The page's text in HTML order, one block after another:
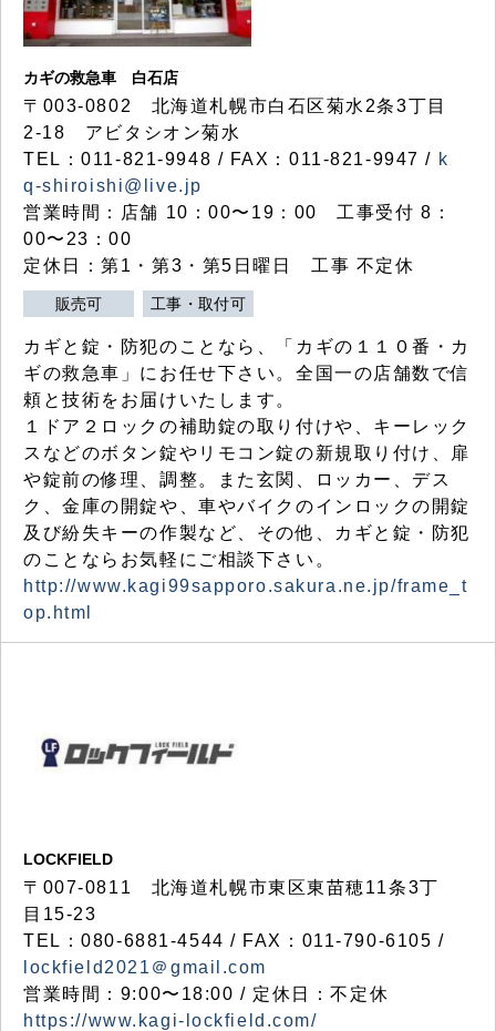
カギの救急車 白石店
〒003-0802 北海道札幌市白石区菊水2条3丁目
2-18 アビタシオン菊水
TEL：011-821-9948 / FAX：011-821-9947 / k
q-shiroishi@live.jp
営業時間：店舗 10：00〜19：00 工事受付 8：
00〜23：00
定休日：第1・第3・第5日曜日 工事 不定休
販売可 工事・取付可
カギと錠・防犯のことなら、「カギの１１０番・カ
ギの救急車」にお任せ下さい。全国一の店舗数で信
頼と技術をお届けいたします。
１ドア２ロックの補助錠の取り付けや、キーレック
スなどのボタン錠やリモコン錠の新規取り付け、扉
や錠前の修理、調整。また玄関、ロッカー、デス
ク、金庫の開錠や、車やバイクのインロックの開錠
及び紛失キーの作製など、その他、カギと錠・防犯
のことならお気軽にご相談下さい。
http://www.kagi99sapporo.sakura.ne.jp/frame_t
op.html
LOCKFIELD
〒007-0811 北海道札幌市東区東苗穂11条3丁
目15-23
TEL：080-6881-4544 / FAX：011-790-6105 /
lockfield2021＠gmail.com
営業時間：9:00〜18:00 / 定休日：不定休
https://www.kagi-lockfield.com/